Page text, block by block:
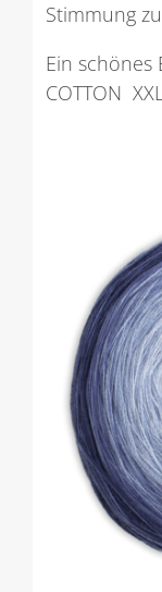
Stimmung
Ein schönes
COTTON